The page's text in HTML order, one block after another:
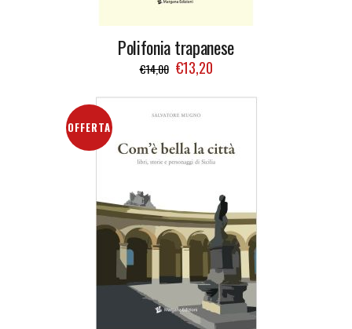
Polifonia trapanese
€14,00 €13,20
OFFERTA